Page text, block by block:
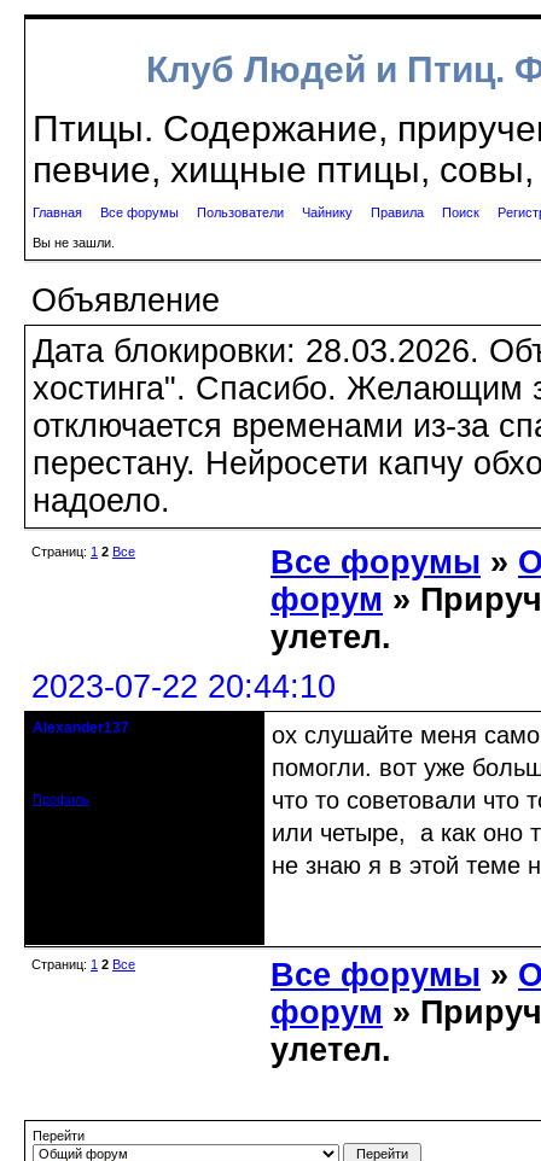
Клуб Людей и Птиц.
Птицы. Содержание,
певчие, хищные птицы, совы,
Главная Все форумы Пользователи Чайнику Правила Поиск
Вы не зашли.
Объявление
Дата блокировки: 28.03.2026.
хостинга". Спасибо. Желающим
отключается временами из-за
перестану. Нейросети капчу
надоело.
Страниц: 1 2 Все Все форумы »
форум »
улетел.
2023-07-22 20:44:10
Alexander137
Профиль
ох слушайте меня
помогли. вот уже
что то советовали что
или четыре, а как оно
не знаю я в этой теме
Страниц: 1 2 Все Все форумы »
форум »
улетел.
Перейти